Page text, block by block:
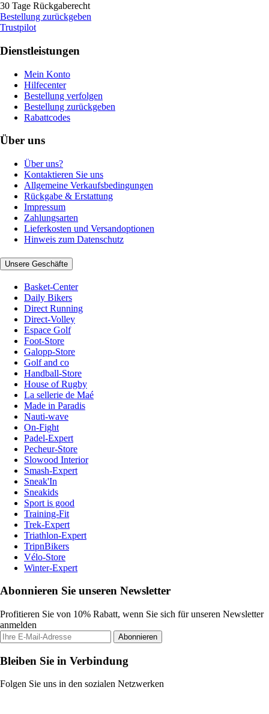
30 Tage Rückgaberecht
Bestellung zurückgeben
Trustpilot
Dienstleistungen
Mein Konto
Hilfecenter
Bestellung verfolgen
Bestellung zurückgeben
Rabattcodes
Über uns
Über uns?
Kontaktieren Sie uns
Allgemeine Verkaufsbedingungen
Rückgabe & Erstattung
Impressum
Zahlungsarten
Lieferkosten und Versandoptionen
Hinweis zum Datenschutz
Unsere Geschäfte
Basket-Center
Daily Bikers
Direct Running
Direct-Volley
Espace Golf
Foot-Store
Galopp-Store
Golf and co
Handball-Store
House of Rugby
La sellerie de Maé
Made in Paradis
Nauti-wave
On-Fight
Padel-Expert
Pecheur-Store
Slowood Interior
Smash-Expert
Sneak'In
Sneakids
Sport is good
Training-Fit
Trek-Expert
Triathlon-Expert
TripnBikers
Vélo-Store
Winter-Expert
Abonnieren Sie unseren Newsletter
Profitieren Sie von 10% Rabatt, wenn Sie sich für unseren Newsletter
anmelden
Abonnieren
Bleiben Sie in Verbindung
Folgen Sie uns in den sozialen Netzwerken